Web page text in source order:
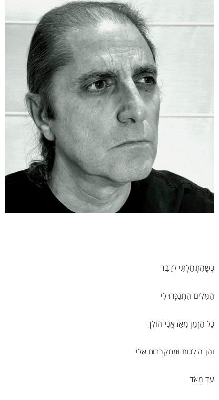
כְּשֶׁהִתְחַלְתִּי לְדַבֵּר
הַמִּלִּים הִתְנַכְּרוּ לִי
כָל הַזְּמַן מֵאָז אֲנִי הוֹלֵךְ
וְהֵן הוֹלְכוֹת וּמִתְקָרְבוֹת אֵלַי
עַד מְאֹד